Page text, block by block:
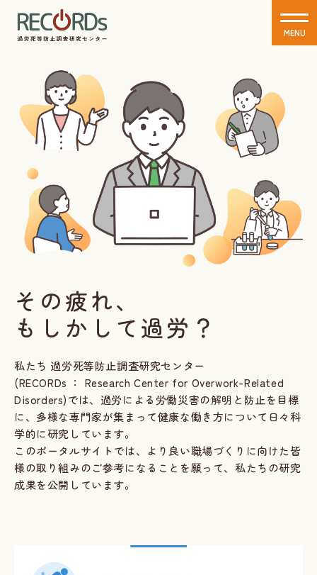
MENU
その疲れ、
もしかして過労？
私たち 過労死等防止調査研究センター
(RECORDs ： Research Center for Overwork-Related
Disorders)では、過労による労働災害の解明と防止を目標
に、多様な専門家が集まって健康な働き方について日々科
学的に研究しています。
このポータルサイトでは、より良い職場づくりに向けた皆
様の取り組みのご参考になることを願って、私たちの研究
成果を公開しています。